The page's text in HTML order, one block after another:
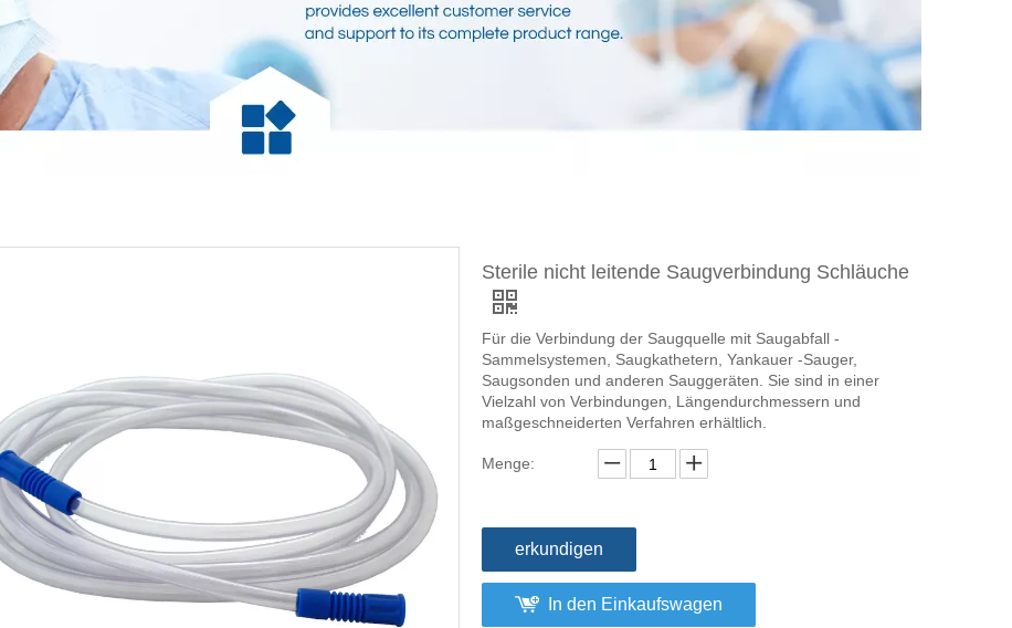
Sterile nicht leitende Saugverbindung Schläuche
Für die Verbindung der Saugquelle mit Saugabfall -
Sammelsystemen, Saugkathetern, Yankauer -Sauger,
Saugsonden und anderen Sauggeräten. Sie sind in einer
Vielzahl von Verbindungen, Längendurchmessern und
maßgeschneiderten Verfahren erhältlich.
Menge:
erkundigen
In den Einkaufswagen